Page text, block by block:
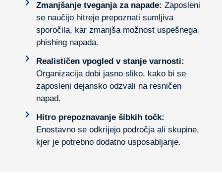
Zmanjšanje tveganja za napade:Zaposleni
se naučijo hitreje prepoznati sumljiva
sporočila, kar zmanjša možnost uspešnega
phishing napada.
Realističen vpogled v stanje varnosti:
Organizacija dobi jasno sliko, kako bi se
zaposleni dejansko odzvali na resničen
napad.
Hitro prepoznavanje šibkih točk:
Enostavno se odkrijejo področja ali skupine,
kjer je potrebno dodatno usposabljanje.